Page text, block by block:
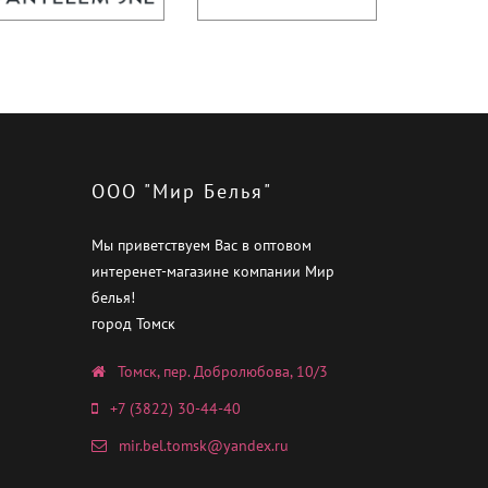
ООО "Мир Белья"
Мы приветствуем Вас в оптовом
интеренет-магазине компании Мир
белья!
город Томск
Томск, пер. Добролюбова, 10/3
+7 (3822) 30-44-40
mir.bel.tomsk@yandex.ru